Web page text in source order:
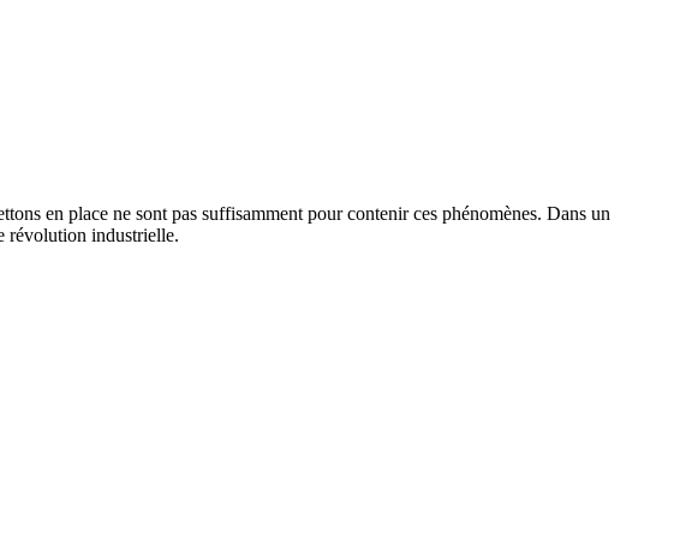
en place ne sont pas suffisamment pour contenir ces phénomènes. Dans un
révolution industrielle.